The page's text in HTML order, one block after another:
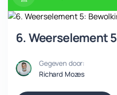
6. Weerselement
Gegeven door:
Richard Mozes